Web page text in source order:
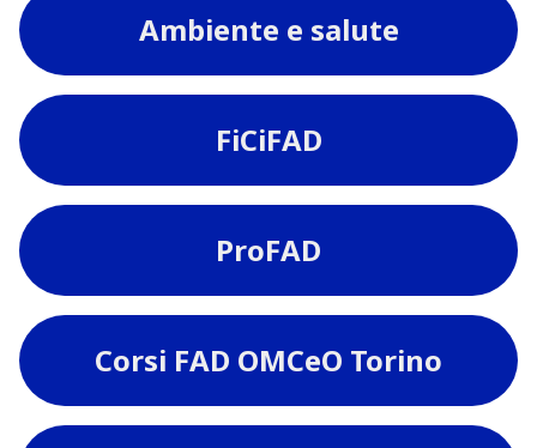
Ambiente e salute
FiCiFAD
ProFAD
Corsi FAD OMCeO Torino